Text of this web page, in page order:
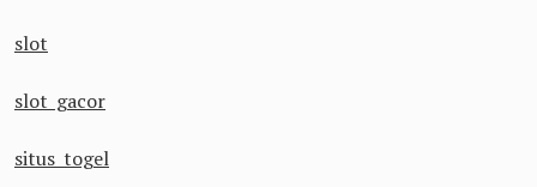
slot
slot gacor
situs togel